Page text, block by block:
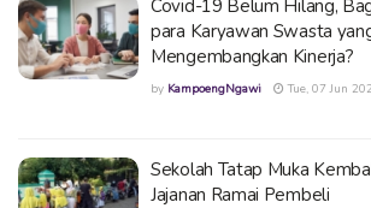
Covid-19 Belum Hilang,
para Karyawan Swasta
Mengembangkan Kinerja?
by KampoengNgawi Tue, 07 Jun
Sekolah Tatap Muka
Jajanan Ramai Pembeli